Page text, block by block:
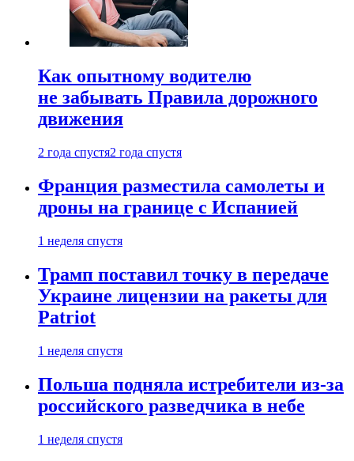
Как опытному водителю
не забывать Правила дорожного
движения
2 года спустя2 года спустя
Франция разместила самолеты и
дроны на границе с Испанией
1 неделя спустя
Трамп поставил точку в передаче
Украине лицензии на ракеты для
Patriot
1 неделя спустя
Польша подняла истребители из-за
российского разведчика в небе
1 неделя спустя